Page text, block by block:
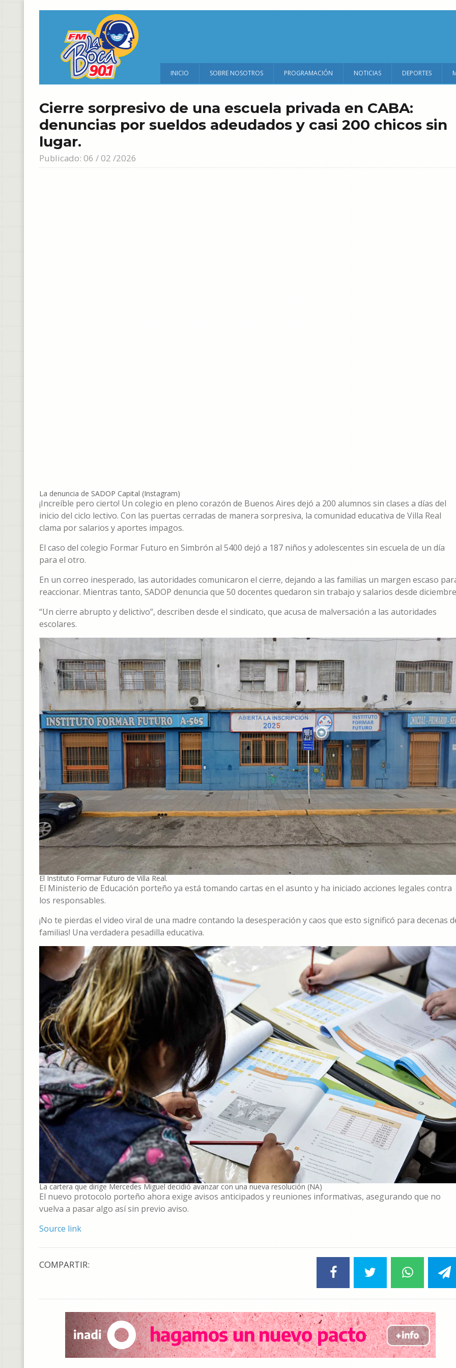
INICIO SOBRE NOSOTROS PROGRAMACIÓN NOTICIAS DEPORTES
Cierre sorpresivo de una escuela privada en CABA:
denuncias por sueldos adeudados y casi 200 chicos sin
lugar.
Publicado: 06 / 02 /2026
La denuncia de SADOP Capital (Instagram)
¡Increíble pero cierto! Un colegio en pleno corazón de Buenos Aires dejó a 200 alumnos sin clases a días del
inicio del ciclo lectivo. Con las puertas cerradas de manera sorpresiva, la comunidad educativa de Villa Real
clama por salarios y aportes impagos.
El caso del colegio Formar Futuro en Simbrón al 5400 dejó a 187 niños y adolescentes sin escuela de un día
para el otro.
En un correo inesperado, las autoridades comunicaron el cierre, dejando a las familias un margen escaso
reaccionar. Mientras tanto, SADOP denuncia que 50 docentes quedaron sin trabajo y salarios desde
“Un cierre abrupto y delictivo”, describen desde el sindicato, que acusa de malversación a las autoridades
escolares.
El Instituto Formar Futuro de Villa Real.
El Ministerio de Educación porteño ya está tomando cartas en el asunto y ha iniciado acciones legales contra
los responsables.
¡No te pierdas el video viral de una madre contando la desesperación y caos que esto significó para decenas
familias! Una verdadera pesadilla educativa.
La cartera que dirige Mercedes Miguel decidió avanzar con una nueva resolución (NA)
El nuevo protocolo porteño ahora exige avisos anticipados y reuniones informativas, asegurando que no
vuelva a pasar algo así sin previo aviso.
Source link
COMPARTIR: